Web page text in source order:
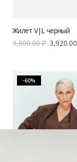
Жилет V|L черный
9,800.00₽ 3,920.00
-60%